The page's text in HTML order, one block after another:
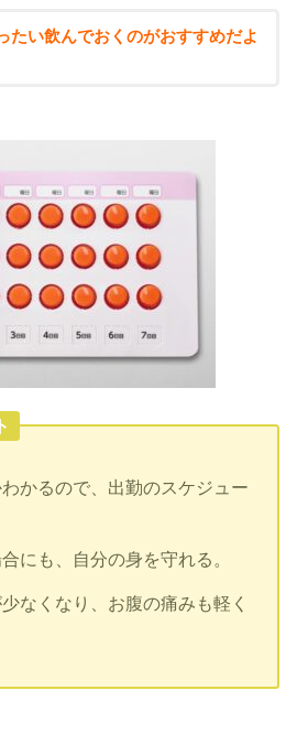
たい飲んでおくのがおすすめだよ
かるので、出勤のスケジュー
にも、自分の身を守れる。
なくなり、お腹の痛みも軽く